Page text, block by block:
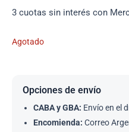
3 cuotas sin interés con
Agotado
Opciones de envío
CABA y GBA: Envío en el
Encomienda: Correo